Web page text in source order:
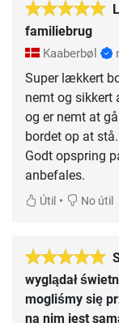
familiebrug
Kaaberbøl
Super lækkert
nemt og sikkert
og er nemt at
bordet op at stå.
Godt opspring
Útil • No útil
wyglądał
mogliśmy się
na nim jest